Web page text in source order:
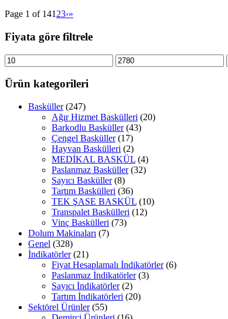
Page 1 of 141 23›»
Fiyata göre filtrele
En
düşük
fiyat
En
yüksek
Ürün kategorileri
Basküller (247)
Ağır Hizmet Baskülleri (20)
Barkodlu Basküller (43)
Çengel Basküller (17)
Hayvan Baskülleri (2)
MEDİKAL BASKÜL (4)
Paslanmaz Basküller (32)
Sayıcı Basküller (8)
Tartım Baskülleri (36)
TEK ŞASE BASKÜL (10)
Transpalet Baskülleri (12)
Vinç Baskülleri (73)
Dolum Makinaları (7)
Genel (328)
İndikatörler (21)
Fiyat Hesaplamalı İndikatörler (6)
Paslanmaz İndikatörler (3)
Sayıcı İndikatörler (2)
Tartım İndikatörleri (20)
Sektörel Ürünler (55)